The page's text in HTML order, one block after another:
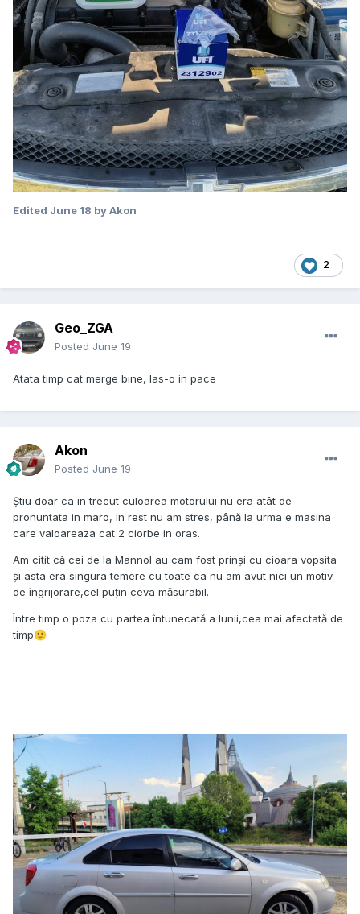
Edited June 18 by Akon
2
Geo_ZGA
Posted June 19
Atata timp cat merge bine, las-o in pace
Akon
Posted June 19
Știu doar ca in trecut culoarea motorului nu era atât de
pronuntata in maro, in rest nu am stres, până la urma e masina
care valoareaza cat 2 ciorbe in oras.
Am citit că cei de la Mannol au cam fost prinși cu cioara vopsita
și asta era singura temere cu toate ca nu am avut nici un motiv
de îngrijorare,cel puțin ceva măsurabil.
Între timp o poza cu partea întunecată a lunii,cea mai afectată de
timp🙂